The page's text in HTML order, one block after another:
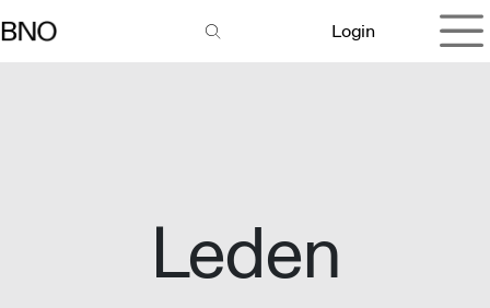
Login
Leden